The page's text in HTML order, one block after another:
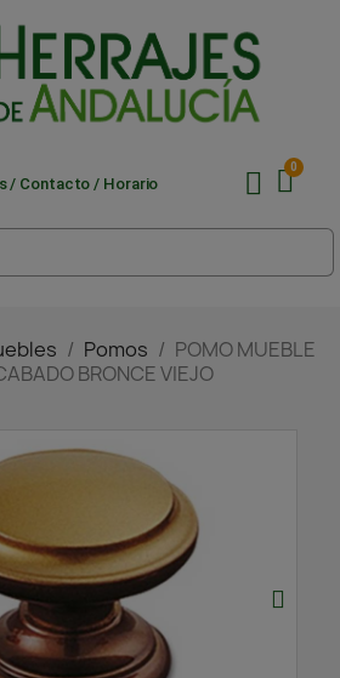
/ Contacto / Horario
Pomos
POMO MUEBLE
BRONCE VIEJO